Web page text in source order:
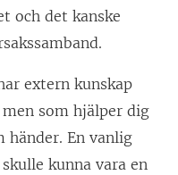
och det kanske
extern kunskap
som hjälper dig
En vanlig
kunna vara en